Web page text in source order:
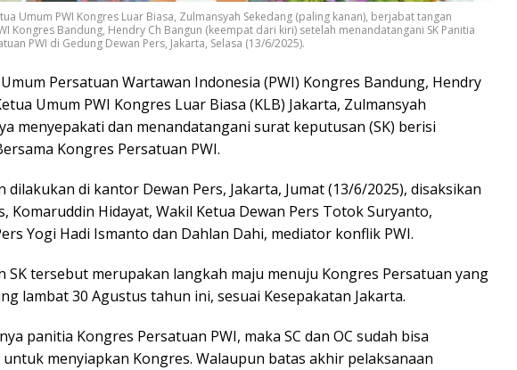
Umum PWI Kongres Luar Biasa, Zulmansyah Sekedang (paling kanan), berjabat tangan
Kongres Bandung, Hendry Ch Bangun (keempat dari kiri) setelah menandatangani SK Panitia
PWI di Gedung Dewan Pers, Jakarta, Selasa (13/6/2025).
Persatuan Wartawan Indonesia (PWI) Kongres Bandung, Hendry
Umum PWI Kongres Luar Biasa (KLB) Jakarta, Zulmansyah
menyepakati dan menandatangani surat keputusan (SK) berisi
Kongres Persatuan PWI.
dilakukan di kantor Dewan Pers, Jakarta, Jumat (13/6/2025), disaksikan
Komaruddin Hidayat, Wakil Ketua Dewan Pers Totok Suryanto,
Yogi Hadi Ismanto dan Dahlan Dahi, mediator konflik PWI.
SK tersebut merupakan langkah maju menuju Kongres Persatuan yang
lambat 30 Agustus tahun ini, sesuai Kesepakatan Jakarta.
panitia Kongres Persatuan PWI, maka SC dan OC sudah bisa
menyiapkan Kongres. Walaupun batas akhir pelaksanaan